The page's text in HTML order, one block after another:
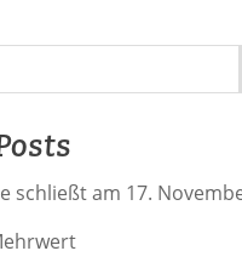
schließt am 17.